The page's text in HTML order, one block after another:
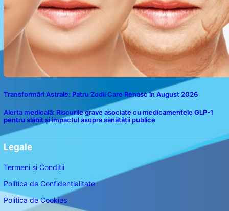
Transformări Astrale: Patru Zodii Care Renasc în August 2026
Alerta medicală: Riscurile grave asociate cu medicamentele GLP-1
pentru slăbit și impactul asupra sănătății publice
Legale
Termeni și Condiții
Politica de Confidențialitate
Politica de Cookies